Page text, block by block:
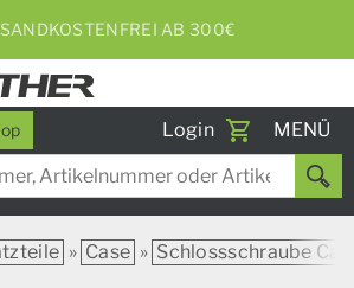
BEI WOCHENEXPRESS
Login
Toggle
MENÜ
» Case » Schlossschraube